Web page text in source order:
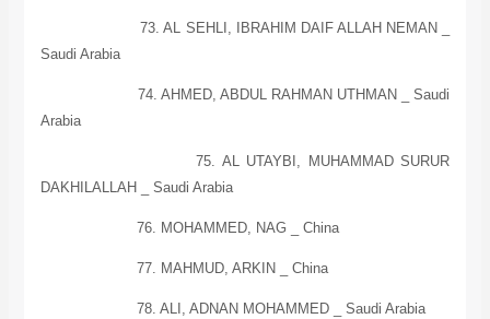
73. AL SEHLI, IBRAHIM DAIF ALLAH NEMAN
Saudi Arabia
74. AHMED, ABDUL RAHMAN UTHMAN _Saudi
Arabia
75. AL UTAYBI, MUHAMMAD SURUR
DAKHILALLAH _ Saudi Arabia
76. MOHAMMED, NAG _ China
77. MAHMUD, ARKIN _ China
78. ALI, ADNAN MOHAMMED _ Saudi Arabia